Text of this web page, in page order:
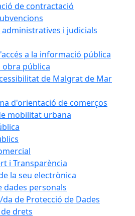
de contractació
administratives i judicials
a la informació pública
obra pública
de Malgrat de Mar
d'orientació de comerços
mobilitat urbana
i Transparència
la seu electrònica
dades personals
de Protecció de Dades
drets